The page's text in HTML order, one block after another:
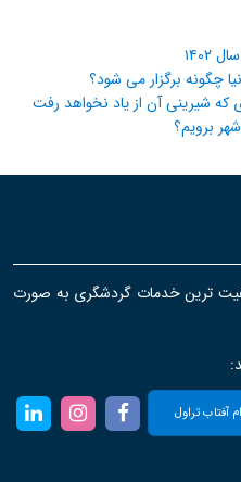
چگونه برگزار می شود؟
که شیرینی آن از یاد نخواهد رفت
برویم؟
ترین خدمات گردشگری به صورت
آفتاب تراول